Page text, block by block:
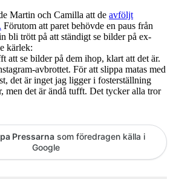
Martin och Camilla att de avföljt
Förutom att paret behövde en paus från
bli trött på att ständigt se bilder på ex-
kärlek:
att se bilder på dem ihop, klart att det är.
avbrottet. För att slippa matas med
det är inget jag ligger i fosterställning
men det är ändå tufft. Det tycker alla tror
Pressarna som föredragen källa i
Google